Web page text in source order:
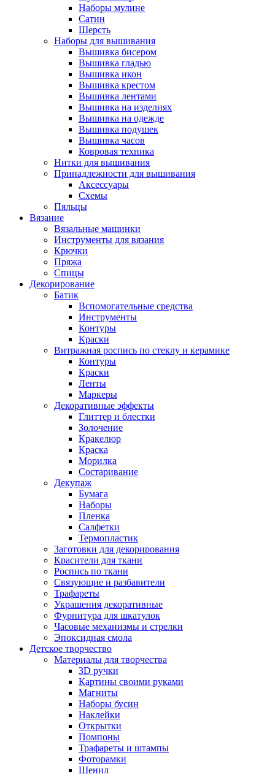
Наборы мулине
Сатин
Шерсть
Наборы для вышивания
Вышивка бисером
Вышивка гладью
Вышивка икон
Вышивка крестом
Вышивка лентами
Вышивка на изделиях
Вышивка на одежде
Вышивка подушек
Вышивка часов
Ковровая техника
Нитки для вышивания
Принадлежности для вышивания
Аксессуары
Схемы
Пяльцы
Вязание
Вязальные машинки
Инструменты для вязания
Крючки
Пряжа
Спицы
Декорирование
Батик
Вспомогательные средства
Инструменты
Контуры
Краски
Витражная роспись по стеклу и керамике
Контуры
Краски
Ленты
Маркеры
Декоративные эффекты
Глиттер и блестки
Золочение
Кракелюр
Краска
Морилка
Состаривание
Декупаж
Бумага
Наборы
Пленка
Салфетки
Термопластик
Заготовки для декорирования
Красители для ткани
Роспись по ткани
Связующие и разбавители
Трафареты
Украшения декоративные
Фурнитура для шкатулок
Часовые механизмы и стрелки
Эпоксидная смола
Детское творчество
Материалы для творчества
3D ручки
Картины своими руками
Магниты
Наборы бусин
Наклейки
Открытки
Помпоны
Трафареты и штампы
Фоторамки
Шенил